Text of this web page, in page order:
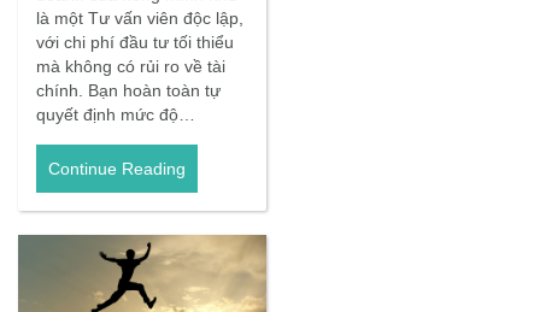
là một Tư vấn viên độc lập,
với chi phí đầu tư tối thiểu
mà không có rủi ro về tài
chính. Bạn hoàn toàn tự
quyết định mức độ…
Continue Reading